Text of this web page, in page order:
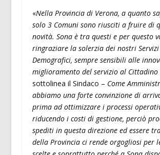
«Nella Provincia di Verona, a quanto
solo 3 Comuni sono riusciti a fruire di
novità. Sona è tra questi e per questo
ringraziare la solerzia dei nostri Servizi
Demografici, sempre sensibili alle
miglioramento del servizio al Cittadino
sottolinea il Sindaco – Come
abbiamo una forte convinzione di
prima ad ottimizzare i processi
riducendo i costi di gestione, perciò
spediti in questa direzione ed essere
della Provincia ci rende orgogliosi per